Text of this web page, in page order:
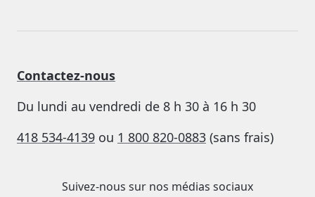
Contactez-nous
Du lundi au vendredi de 8 h 30 à 16 h 30
418 534-4139 ou 1 800 820-0883 (sans frais)
Suivez-nous sur nos médias sociaux